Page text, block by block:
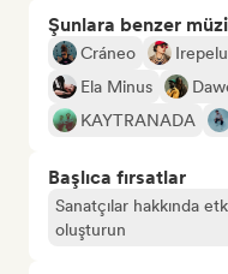
Şunlara benzer
Cráneo
Ela Minus
KAYTRANADA
Başlıca fırsatlar
Sanatçılar hakkında
oluşturun